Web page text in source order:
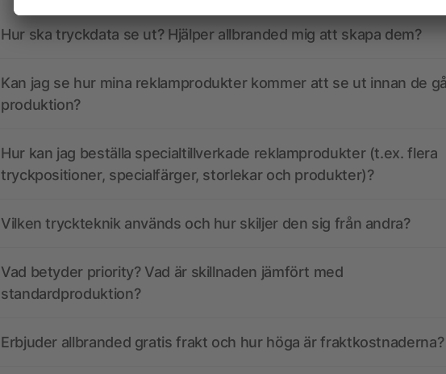
Hur ska tryckdata se ut? Hjälper allbranded mig att skapa dem?
Kan jag se hur mina reklamprodukter kommer att se ut innan de
produktion?
Hur kan jag beställa specialtillverkade reklamprodukter (t.ex. flera
tryckpositioner, specialfärger, storlekar och produkter)?
Vilken tryckteknik används och hur skiljer den sig från andra?
Vad betyder priority? Vad är skillnaden jämfört med
standardproduktion?
Erbjuder allbranded gratis frakt och hur höga är fraktkostnaderna?